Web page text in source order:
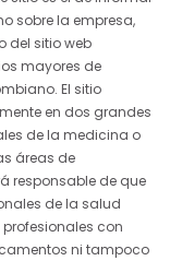
sobre la empresa,
del sitio web
mayores de
El sitio
en dos grandes
de la medicina o
áreas de
responsable de que
de la salud
con
ni tampoco